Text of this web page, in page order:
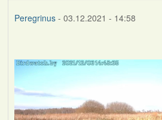
Peregrinus- 03.12.2021 - 14:58